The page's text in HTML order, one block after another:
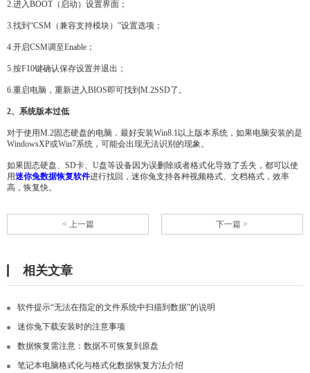
2.进入BOOT（启动）设置界面；
3.找到“CSM（兼容支持模块）”设置选项；
4.开启CSM调至Enable；
5.按F10键确认保存设置并退出；
6.重启电脑，重新进入BIOS即可找到M.2SSD了。
2、系统版本过低
对于使用M.2固态硬盘的电脑，最好安装Win8.1以上版本系统，如果电脑安装的是
WindowsXP或Win7系统，可能会出现无法识别的现象。
如果固态硬盘、SD卡、U盘等设备因为误删除或者格式化导致了丢失，都可以使
用迷你兔数据恢复软件进行找回，迷你兔支持各种视频格式、文档格式，效率
高，恢复快。
< 上一篇 下一篇 >
相关文章
软件提示“无法在指定的文件系统中扫描到数据”的说明
迷你兔下载安装时的注意事项
数据恢复需注意：数据不可恢复到原盘
笔记本电脑格式化与格式化数据恢复方法介绍